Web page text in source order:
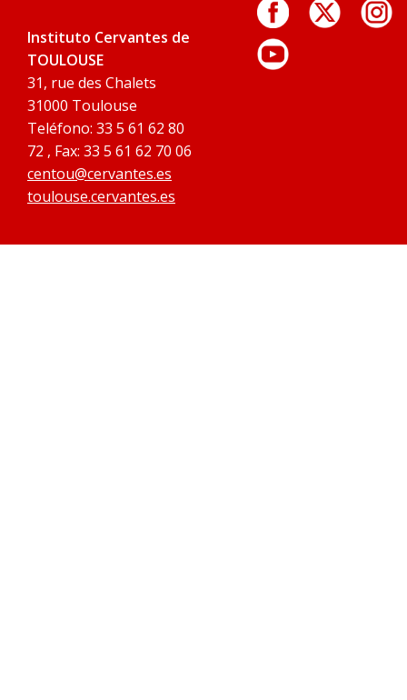
Instituto Cervantes de
TOULOUSE
31, rue des Chalets
31000 Toulouse
Teléfono: 33 5 61 62 80
72 , Fax: 33 5 61 62 70 06
centou@cervantes.es
toulouse.cervantes.es